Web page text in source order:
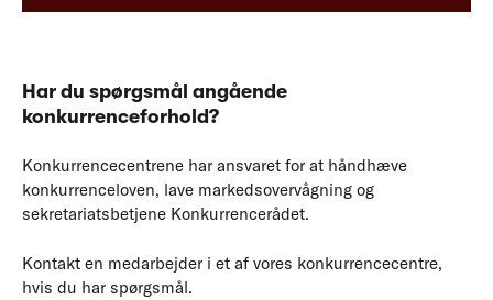
Har du spørgsmål angående
konkurrenceforhold?
Konkurrencecentrene har ansvaret for at håndhæve
konkurrenceloven, lave markedsovervågning og
sekretariatsbetjene Konkurrencerådet.
Kontakt en medarbejder i et af vores konkurrencecentre,
hvis du har spørgsmål.